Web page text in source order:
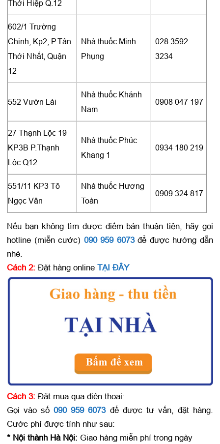
Thới Hiệp Q.12
602/1 Trường
Chinh, Kp2, P.Tân
Thới Nhất, Quận
12
Nhà thuốc Minh
Phụng
028 3592
3234
552 Vườn Lài
Nhà thuốc Khánh
Nam
0908 047 197
27 Thạnh Lộc 19
KP3B P.Thạnh
Lộc Q12
Nhà thuốc Phúc
Khang 1
0934 180 219
551/11 KP3 Tô
Ngọc Vân
Nhà thuốc Hương
Toàn
0909 324 817
Nếu bạn không tìm được điểm bán thuận tiện, hãy gọi
hotline (miễn cước) 090 959 6073để được hướng dẫn
nhé.
Cách 2: Đặt hàng online TẠI ĐÂY
Cách 3: Đặt mua qua điện thoại:
Gọi vào số090 959 6073để được tư vấn, đặt hàng.
Cước phí được tính như sau:
* Nội thành Hà Nội: Giao hàng miễn phí trong ngày